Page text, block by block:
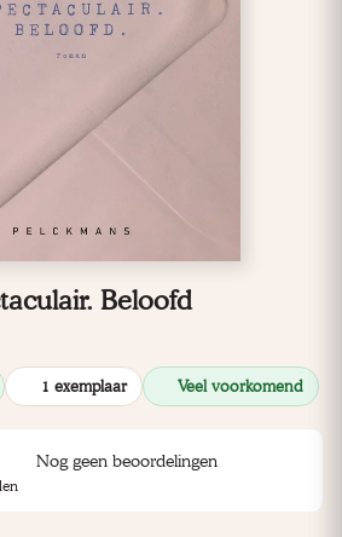
Beloofd
1 exemplaar Veel voorkomend
Nog geen beoordelingen